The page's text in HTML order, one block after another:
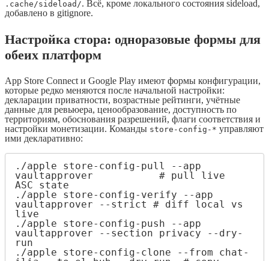
.cache/sideload/. Всё, кроме локального состояния sideload,
добавлено в gitignore.
Настройка стора: одноразовые формы для
обеих платформ
App Store Connect и Google Play имеют формы конфигурации,
которые редко меняются после начальной настройки:
декларации приватности, возрастные рейтинги, учётные
данные для ревьюера, ценообразование, доступность по
территориям, обоснования разрешений, флаги соответствия и
настройки монетизации. Команды store-config-* управляют
ими декларативно:
./apple store-config-pull --app
vaultapprover           # pull live
ASC state
./apple store-config-verify --app
vaultapprover --strict # diff local vs
live
./apple store-config-push --app
vaultapprover --section privacy --dry-
run
./apple store-config-clone --from chat-